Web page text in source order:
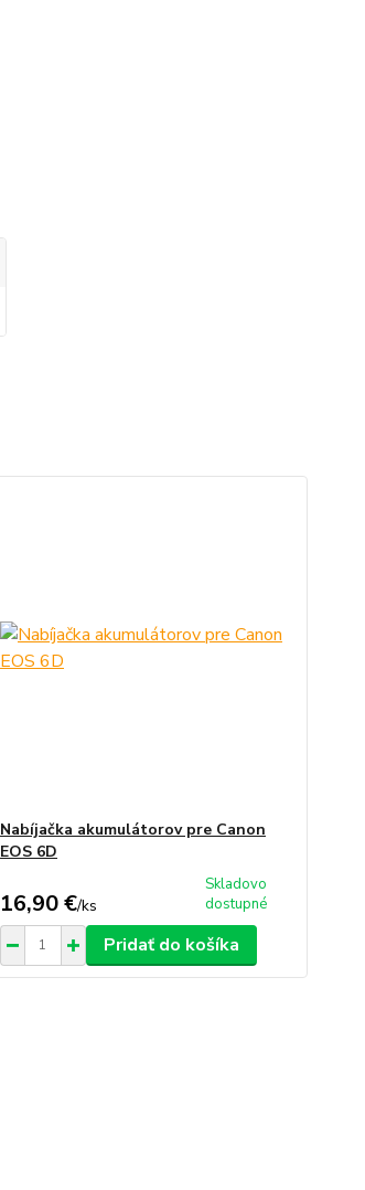
Nabíjačka akumulátorov pre Canon
EOS 6D
16,90 €/ks
Skladovo
dostupné
Pridať do košíka